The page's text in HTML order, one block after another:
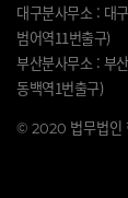
대구분사무소 : 대
범어역11번출구)
부산분사무소 : 부
동백역1번출구)
© 2020 법무법